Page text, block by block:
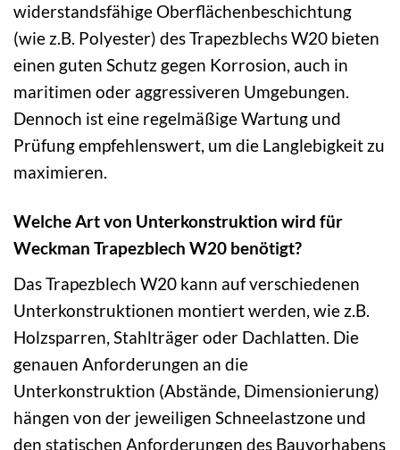
widerstandsfähige Oberflächenbeschichtung
(wie z.B. Polyester) des Trapezblechs W20 bieten
einen guten Schutz gegen Korrosion, auch in
maritimen oder aggressiveren Umgebungen.
Dennoch ist eine regelmäßige Wartung und
Prüfung empfehlenswert, um die Langlebigkeit zu
maximieren.
Welche Art von Unterkonstruktion wird für
Weckman Trapezblech W20 benötigt?
Das Trapezblech W20 kann auf verschiedenen
Unterkonstruktionen montiert werden, wie z.B.
Holzsparren, Stahlträger oder Dachlatten. Die
genauen Anforderungen an die
Unterkonstruktion (Abstände, Dimensionierung)
hängen von der jeweiligen Schneelastzone und
den statischen Anforderungen des Bauvorhabens